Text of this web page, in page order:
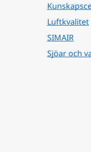
Luftkvalitet
SIMAIR
Sjöar och